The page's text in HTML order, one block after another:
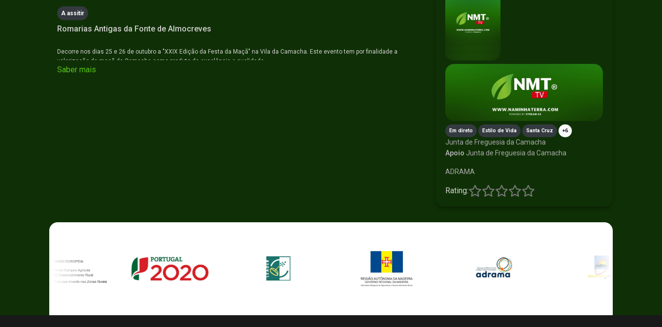
A assitir
Romarias Antigas da Fonte de Almocreves
Decorre nos dias 25 e 26 de outubro a "XXIX Edição da Festa da Maçã" na Vila da Camacha. Este evento tem por finalidade a
valorização da maçã da Camacha como produto de excelência e qualidade.
Saber mais
Em direto Estilo de Vida Santa Cruz +6
Junta de Freguesia da Camacha
Apoio Junta de Freguesia da Camacha
ADRAMA
Rating: